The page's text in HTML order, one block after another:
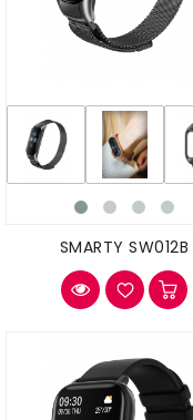
SMARTY SW012B